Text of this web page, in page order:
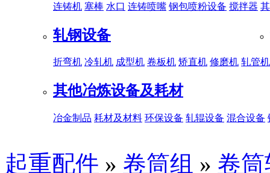
连铸机 塞棒 水口 连铸喷嘴 钢包喷粉设备 搅拌器
轧钢设备
折弯机 冷轧机 成型机 卷板机 矫直机 修磨机 轧管机
其他冶炼设备及耗材
冶金制品 耗材及材料 环保设备 轧辊设备 混合设备
起重配件 » 卷筒组 » 卷